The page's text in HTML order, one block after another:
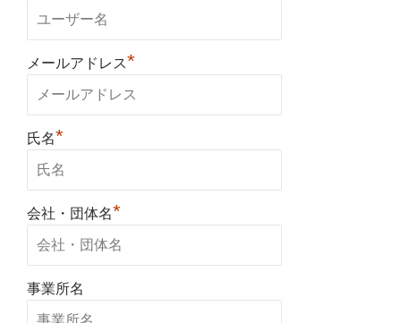
メールアドレス*
氏名*
会社・団体名*
事業所名